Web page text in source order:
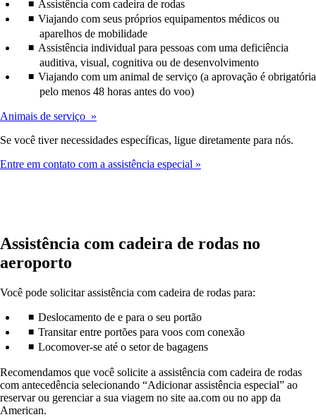
Assistência com cadeira de rodas
Viajando com seus próprios equipamentos médicos ou
aparelhos de mobilidade
Assistência individual para pessoas com uma deficiência
auditiva, visual, cognitiva ou de desenvolvimento
Viajando com um animal de serviço (a aprovação é obrigatória
pelo menos 48 horas antes do voo)
Animais de serviço
Se você tiver necessidades específicas, ligue diretamente para nós.
Entre em contato com a assistência especial
Assistência com cadeira de rodas no
aeroporto
Você pode solicitar assistência com cadeira de rodas para:
Deslocamento de e para o seu portão
Transitar entre portões para voos com conexão
Locomover-se até o setor de bagagens
Recomendamos que você solicite a assistência com cadeira de rodas
com antecedência selecionando “Adicionar assistência especial” ao
reservar ou gerenciar a sua viagem no site aa.com ou no app da
American.